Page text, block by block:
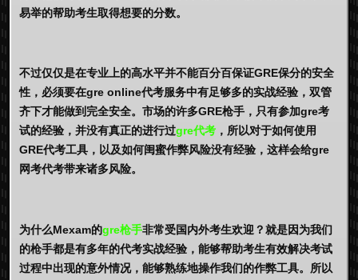
易举的帮助考生取得想要的分数。
不过仅仅是在专业上的高水平并不能百分百保证GRE保分的安全
性，必须要在gre online代考服务中有足够多的实战经验，双管
齐下才能做到完全安全。市场的许多GRE枪手，只有参加gre考
试的经验，并没有真正的进行过gre代考 ，所以对于如何使用
GRE代考工具，以及如何闺蜜作弊风险没有经验，这样会给gre
网考代考带来诸多风险。
为什么Mexam的gre枪手非常受国内外考生欢迎？就是因为我们
的枪手都是有多年的代考实战经验，能够帮助考生有效解决考试
过程中出现的意外情况，能够熟练地操作我们的作弊工具。所以